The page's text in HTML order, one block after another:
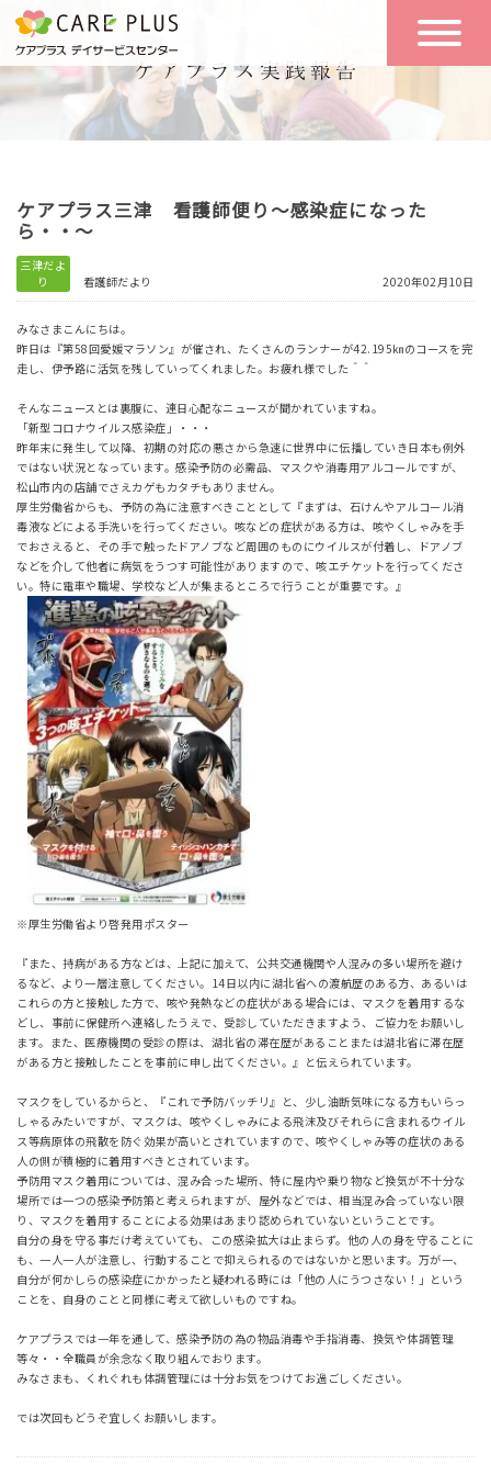
こんな方に
おすすめ
一日の流れ
一日体験
空き状況
実践報告
リクルート
お問い合わせ
体験希望
ケアプラス三津 看護師便り～感染症になった
ら・・～
三津だよ
り
看護師だより 2020年02月10日
みなさまこんにちは。
昨日は『第58回愛媛マラソン』が催され、たくさんのランナーが42.195㎞のコースを完
走し、伊予路に活気を残していってくれました。お疲れ様でした＾＾
そんなニュースとは裏腹に、連日心配なニュースが聞かれていますね。
「新型コロナウイルス感染症」・・・
昨年末に発生して以降、初期の対応の悪さから急速に世界中に伝播していき日本も例外
ではない状況となっています。感染予防の必需品、マスクや消毒用アルコールですが、
松山市内の店舗でさえカゲもカタチもありません。
厚生労働省からも、予防の為に注意すべきこととして『まずは、石けんやアルコール消
毒液などによる手洗いを行ってください。咳などの症状がある方は、咳やくしゃみを手
でおさえると、その手で触ったドアノブなど周囲のものにウイルスが付着し、ドアノブ
などを介して他者に病気をうつす可能性がありますので、咳エチケットを行ってくださ
い。特に電車や職場、学校など人が集まるところで行うことが重要です。』
※厚生労働省より啓発用ポスター
『また、持病がある方などは、上記に加えて、公共交通機関や人混みの多い場所を避け
るなど、より一層注意してください。14日以内に湖北省への渡航歴のある方、あるいは
これらの方と接触した方で、咳や発熱などの症状がある場合には、マスクを着用するな
どし、事前に保健所へ連絡したうえで、受診していただきますよう、ご協力をお願いし
ます。また、医療機関の受診の際は、湖北省の滞在歴があることまたは湖北省に滞在歴
がある方と接触したことを事前に申し出てください。』と伝えられています。
マスクをしているからと、『これで予防バッチリ』と、少し油断気味になる方もいらっ
しゃるみたいですが、マスクは、咳やくしゃみによる飛沫及びそれらに含まれるウイル
ス等病原体の飛散を防ぐ効果が高いとされていますので、咳やくしゃみ等の症状のある
人の側が積極的に着用すべきとされています。
予防用マスク着用については、混み合った場所、特に屋内や乗り物など換気が不十分な
場所では一つの感染予防策と考えられますが、屋外などでは、相当混み合っていない限
り、マスクを着用することによる効果はあまり認められていないということです。
自分の身を守る事だけ考えていても、この感染拡大は止まらず。他の人の身を守ることに
も、一人一人が注意し、行動することで抑えられるのではないかと思います。万が一、
自分が何かしらの感染症にかかったと疑われる時には「他の人にうつさない！」という
ことを、自身のことと同様に考えて欲しいものですね。
ケアプラスでは一年を通して、感染予防の為の物品消毒や手指消毒、換気や体調管理
等々・・全職員が余念なく取り組んでおります。
みなさまも、くれぐれも体調管理には十分お気をつけてお過ごしください。
では次回もどうぞ宜しくお願いします。